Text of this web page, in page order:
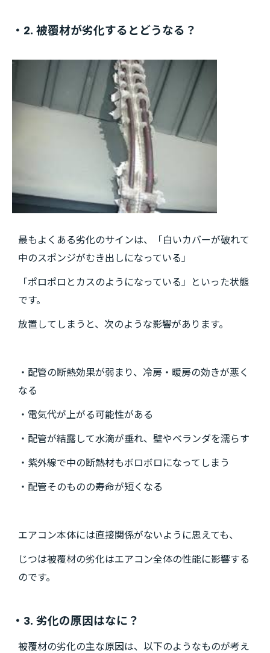
・2. 被覆材が劣化するとどうなる？
最もよくある劣化のサインは、「白いカバーが破れて
中のスポンジがむき出しになっている」
「ポロポロとカスのようになっている」といった状態
です。
放置してしまうと、次のような影響があります。
・配管の断熱効果が弱まり、冷房・暖房の効きが悪く
なる
・電気代が上がる可能性がある
・配管が結露して水滴が垂れ、壁やベランダを濡らす
・紫外線で中の断熱材もボロボロになってしまう
・配管そのものの寿命が短くなる
エアコン本体には直接関係がないように思えても、
じつは被覆材の劣化はエアコン全体の性能に影響する
のです。
・3. 劣化の原因はなに？
被覆材の劣化の主な原因は、以下のようなものが考え